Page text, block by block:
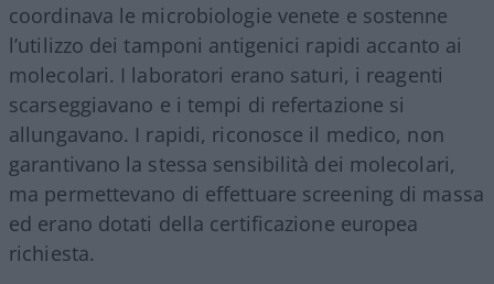
coordinava le microbiologie venete e sostenne
l’utilizzo dei tamponi antigenici rapidi accanto ai
molecolari. I laboratori erano saturi, i reagenti
scarseggiavano e i tempi di refertazione si
allungavano. I rapidi, riconosce il medico, non
garantivano la stessa sensibilità dei molecolari,
ma permettevano di effettuare screening di massa
ed erano dotati della certificazione europea
richiesta.